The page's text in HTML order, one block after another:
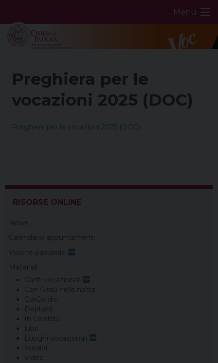
content
Menu
Preghiera per le
vocazioni 2025 (DOC)
Preghiera per le vocazioni 2025 (DOC)
RISORSE ONLINE
News
Calendario appuntamenti
Visione pastorale
Materiali
Canti vocazionali
Con Gesù nella notte
CorCordis
Depliant
In Cordata
Libri
Luoghi vocazionali
Sussidi
Video